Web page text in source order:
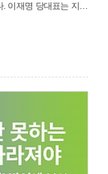
. 이재명 당대표는 지…